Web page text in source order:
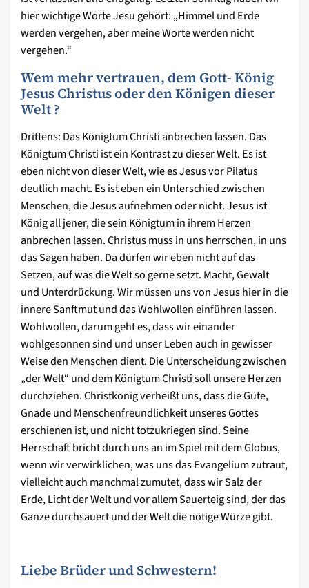
hier wichtige Worte Jesu gehört: „Himmel und Erde
werden vergehen, aber meine Worte werden nicht
vergehen.“
Wem mehr vertrauen, dem Gott- König
Jesus Christus oder den Königen dieser
Welt ?
Drittens: Das Königtum Christi anbrechen lassen. Das
Königtum Christi ist ein Kontrast zu dieser Welt. Es ist
eben nicht von dieser Welt, wie es Jesus vor Pilatus
deutlich macht. Es ist eben ein Unterschied zwischen
Menschen, die Jesus aufnehmen oder nicht. Jesus ist
König all jener, die sein Königtum in ihrem Herzen
anbrechen lassen. Christus muss in uns herrschen, in uns
das Sagen haben. Da dürfen wir eben nicht auf das
Setzen, auf was die Welt so gerne setzt. Macht, Gewalt
und Unterdrückung. Wir müssen uns von Jesus hier in die
innere Sanftmut und das Wohlwollen einführen lassen.
Wohlwollen, darum geht es, dass wir einander
wohlgesonnen sind und unser Leben auch in gewisser
Weise den Menschen dient. Die Unterscheidung zwischen
„der Welt“ und dem Königtum Christi soll unsere Herzen
durchziehen. Christkönig verheißt uns, dass die Güte,
Gnade und Menschenfreundlichkeit unseres Gottes
erschienen ist, und nicht totzukriegen sind. Seine
Herrschaft bricht durch uns an im Spiel mit dem Globus,
wenn wir verwirklichen, was uns das Evangelium zutraut,
vielleicht auch manchmal zumutet, dass wir Salz der
Erde, Licht der Welt und vor allem Sauerteig sind, der das
Ganze durchsäuert und der Welt die nötige Würze gibt.
Liebe Brüder und Schwestern!